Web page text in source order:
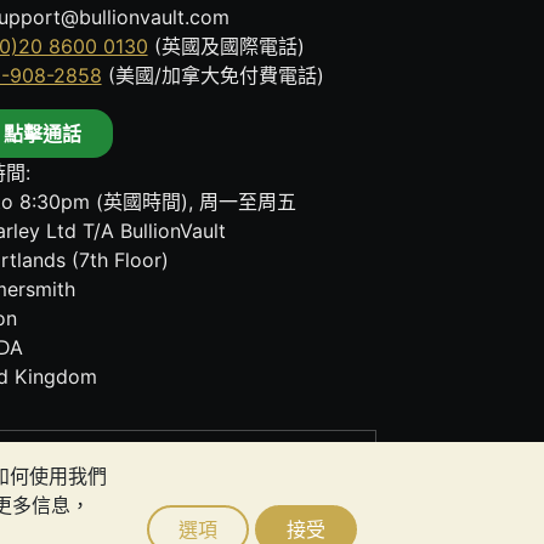
何使用我們
信息，
選項
接受
8600 0130 (英國及國際電話)
908-2858 (美國/加拿大免付費電話)
擊通話
間:
8:30pm (英國時間), 周一至周五
Ltd T/A BullionVault
(7th Floor)
Kingdom